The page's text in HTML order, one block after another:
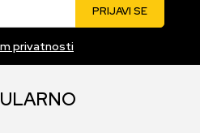
PRIJAVI SE
privatnosti